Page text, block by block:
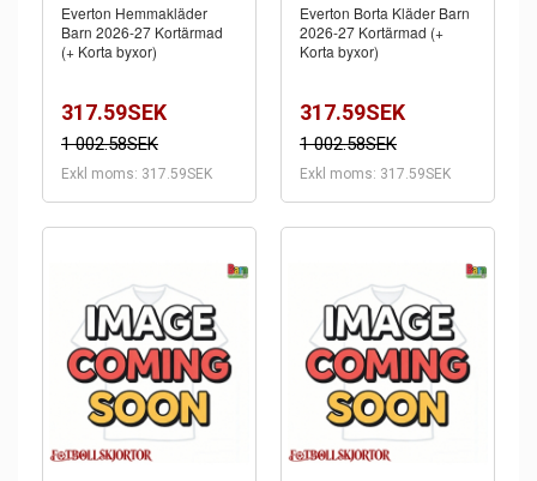
Everton Hemmakläder
Barn 2026-27 Kortärmad
(+ Korta byxor)
317.59SEK
1 002.58SEK
Exkl moms: 317.59SEK
Everton Borta Kläder Barn
2026-27 Kortärmad (+
Korta byxor)
317.59SEK
1 002.58SEK
Exkl moms: 317.59SEK